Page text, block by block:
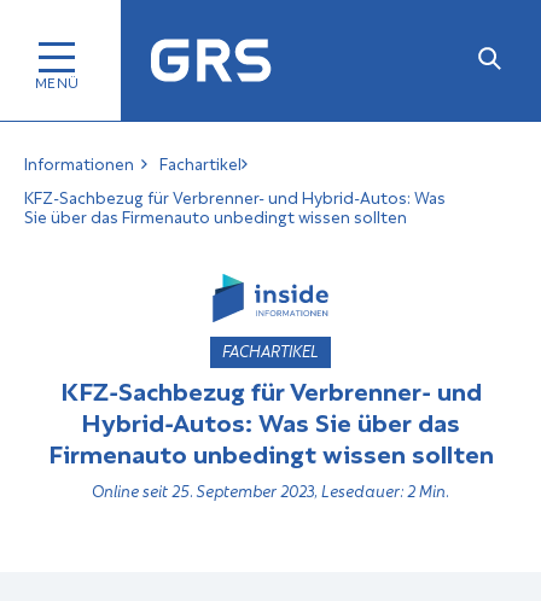
Informationen
Fachartikel
KFZ-Sachbezug für Verbrenner- und Hybrid-Autos: Was
Sie über das Firmenauto unbedingt wissen sollten
FACHARTIKEL
KFZ-Sachbezug für Verbrenner- und
Hybrid-Autos: Was Sie über das
Firmenauto unbedingt wissen sollten
Online seit 25. September 2023, Lesedauer: 2 Min.